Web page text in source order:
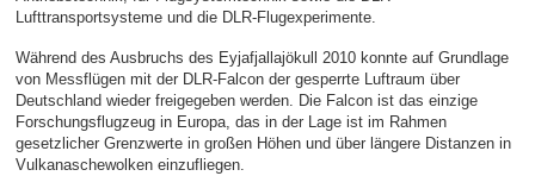
Lufttransportsysteme und die DLR-Flugexperimente.
Während des Ausbruchs des Eyjafjallajökull 2010 konnte auf Grundlage
von Messflügen mit der DLR-Falcon der gesperrte Luftraum über
Deutschland wieder freigegeben werden. Die Falcon ist das einzige
Forschungsflugzeug in Europa, das in der Lage ist im Rahmen
gesetzlicher Grenzwerte in großen Höhen und über längere Distanzen in
Vulkanaschewolken einzufliegen.